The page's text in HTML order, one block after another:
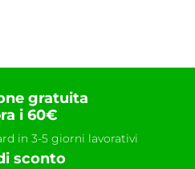
gratuita
i 60€
in 3-5 giorni lavorativi
sconto